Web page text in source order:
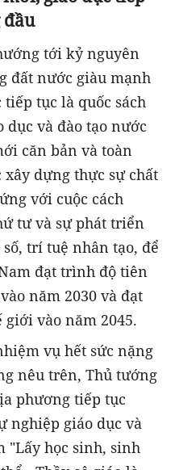
đầu
tới kỷ nguyên
đất nước giàu mạnh
tục là quốc sách
dục và đào tạo nước
căn bản và toàn
dựng thực sự chất
với cuộc cách
tư và sự phát triển
trí tuệ nhân tạo, để
đạt trình độ tiên
năm 2030 và đạt
vào năm 2045.
vụ hết sức nặng
nêu trên, Thủ tướng
phương tiếp tục
nghiệp giáo dục và
"Lấy học sinh, sinh